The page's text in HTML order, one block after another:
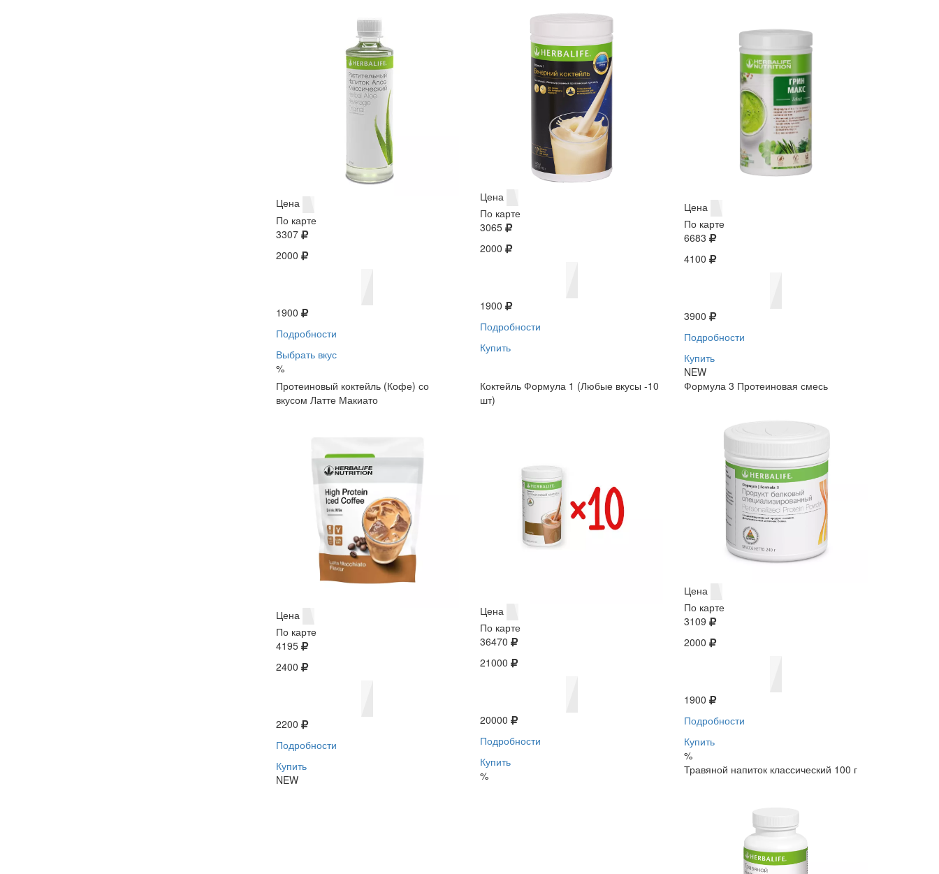
Цена
По карте
3307
2000
1900
Подробности
Выбрать вкус
%
Цена
По карте
3065
2000
1900
Подробности
Купить
Цена
По карте
6683
4100
3900
Подробности
Купить
NEW
Протеиновый коктейль (Кофе) со
вкусом Латте Макиато
Цена
По карте
4195
2400
2200
Подробности
Купить
NEW
Коктейль Формула 1 (Любые вкусы -10
шт)
Цена
По карте
36470
21000
20000
Подробности
Купить
%
Формула 3 Протеиновая смесь
Цена
По карте
3109
2000
1900
Подробности
Купить
%
Травяной напиток классический 100 г